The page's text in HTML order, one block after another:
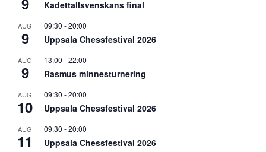
Kadettallsvenskans final
AUG
9
09:30 -20:00
Uppsala Chessfestival 2026
AUG
9
13:00 -22:00
Rasmus minnesturnering
AUG
10
09:30 -20:00
Uppsala Chessfestival 2026
AUG
11
09:30 -20:00
Uppsala Chessfestival 2026